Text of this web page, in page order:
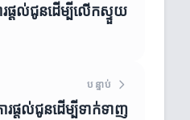
ផ្តល់ជូនដើម្បីលើកស្ទួយ
បន្ទាប់
រផ្តល់ជូនដើម្បីទាក់ទាញ